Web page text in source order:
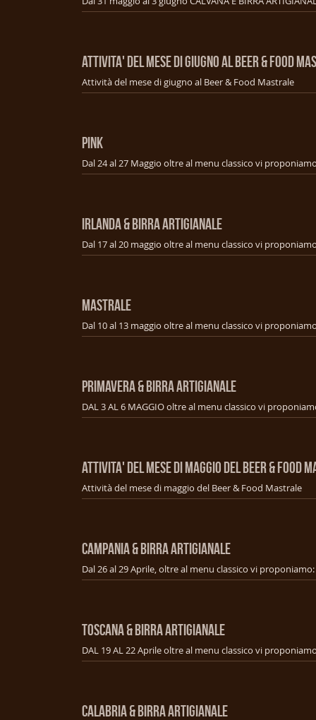
ATTIVITA' DEL MESE DI GIUGNO AL BEER & FOOD
Attività del mese di giugno al Beer & Food Mastrale
PINK
IRLANDA & BIRRA ARTIGIANALE
MASTRALE
PRIMAVERA & BIRRA ARTIGIANALE
ATTIVITA' DEL MESE DI MAGGIO DEL BEER & FOOD
Attività del mese di maggio del Beer & Food Mastrale
CAMPANIA & BIRRA ARTIGIANALE
TOSCANA & BIRRA ARTIGIANALE
CALABRIA & BIRRA ARTIGIANALE